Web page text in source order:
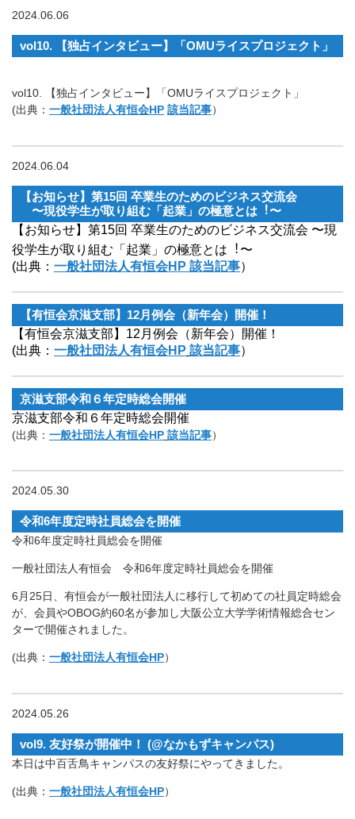
2024.06.06
vol10. 【独占インタビュー】「OMUライスプロジェクト」
vol10. 【独占インタビュー】「OMUライスプロジェクト」
(出典： 一般社団法人有恒会HP 該当記事）
2024.06.04
【お知らせ】第15回 卒業⽣のためのビジネス交流会
〜現役学⽣が取り組む「起業」の極意とは︕〜
【お知らせ】第15回 卒業⽣のためのビジネス交流会 〜現
役学⽣が取り組む「起業」の極意とは︕〜
(出典： 一般社団法人有恒会HP 該当記事）
【有恒会京滋支部】12月例会（新年会）開催！
【有恒会京滋支部】12月例会（新年会）開催！
(出典： 一般社団法人有恒会HP 該当記事）
京滋支部令和６年定時総会開催
京滋支部令和６年定時総会開催
(出典： 一般社団法人有恒会HP 該当記事）
2024.05.30
令和6年度定時社員総会を開催
令和6年度定時社員総会を開催
一般社団法人有恒会 令和6年度定時社員総会を開催
6月25日、有恒会が一般社団法人に移行して初めての社員定時総会
が、会員やOBOG約60名が参加し大阪公立大学学術情報総合セン
ターで開催されました。
(出典： 一般社団法人有恒会HP）
2024.05.26
vol9. 友好祭が開催中！ (@なかもずキャンパス)
本日は中百舌鳥キャンパスの友好祭にやってきました。
(出典： 一般社団法人有恒会HP）